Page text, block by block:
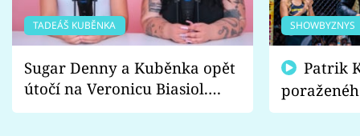
TADEÁŠ KUBĚNKA
Sugar Denny a Kuběnka opět
útočí na Veronicu Biasiol.
Proč je podle nich falešná a
SHOWBYZNYS
fanoušci